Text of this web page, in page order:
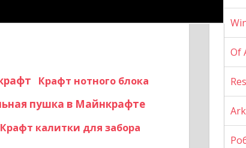
Крафт нотного блока
Крафт калитки для забора
Of